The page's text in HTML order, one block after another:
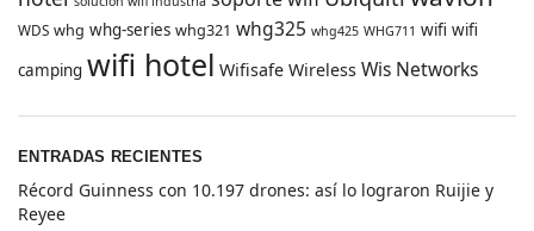
WDS whg whg-series whg321 whg325 whg425 WHG711 wifi wifi
camping wifi hotel Wifisafe Wireless Wis Networks
ENTRADAS RECIENTES
Récord Guinness con 10.197 drones: así lo lograron Ruijie y
Reyee